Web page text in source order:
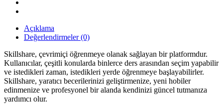
Açıklama
Değerlendirmeler (0)
Skillshare, çevrimiçi öğrenmeye olanak sağlayan bir platformdur.
Kullanıcılar, çeşitli konularda binlerce ders arasından seçim yapabilir
ve istedikleri zaman, istedikleri yerde öğrenmeye başlayabilirler.
Skillshare, yaratıcı becerilerinizi geliştirmenize, yeni hobiler
edinmenize ve profesyonel bir alanda kendinizi güncel tutmanıza
yardımcı olur.